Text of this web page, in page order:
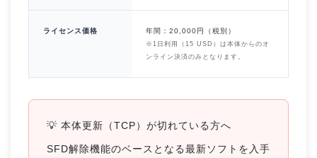
ライセンス価格 年間：20,000円（税別）
※1日利用（15 USD）は本体からのオ
ンライン決済のみとなります。
💡 本体更新（TCP）が切れている方へ
SFD解除機能のベースとなる最新ソフトを入手